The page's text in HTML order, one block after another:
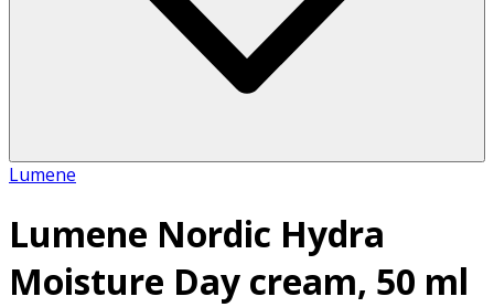
Lumene
Lumene Nordic Hydra
Moisture Day cream, 50 ml